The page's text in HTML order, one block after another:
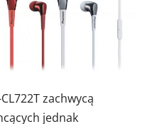
zachwycą
jednak